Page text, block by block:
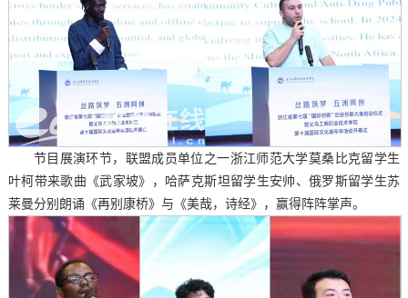
节目展演环节，联盟成员单位之一浙江师范大学莫桑比克留学生
叶柯带来歌曲《武家坡》，哈萨克斯坦留学生安帅、俄罗斯留学生苏
莱曼分别朗诵《再别康桥》与《美哉，诗经》，赢得阵阵掌声。